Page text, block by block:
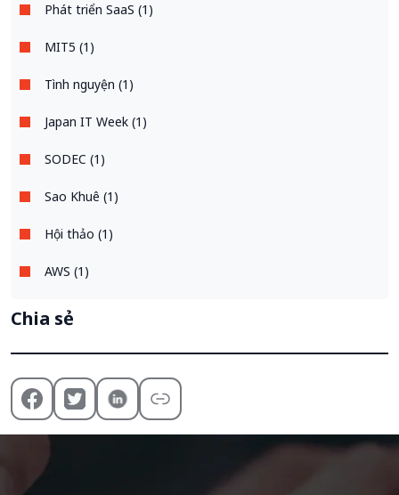
Phát triển SaaS (1)
MIT5 (1)
Tình nguyện (1)
Japan IT Week (1)
SODEC (1)
Sao Khuê (1)
Hội thảo (1)
AWS (1)
Chia sẻ